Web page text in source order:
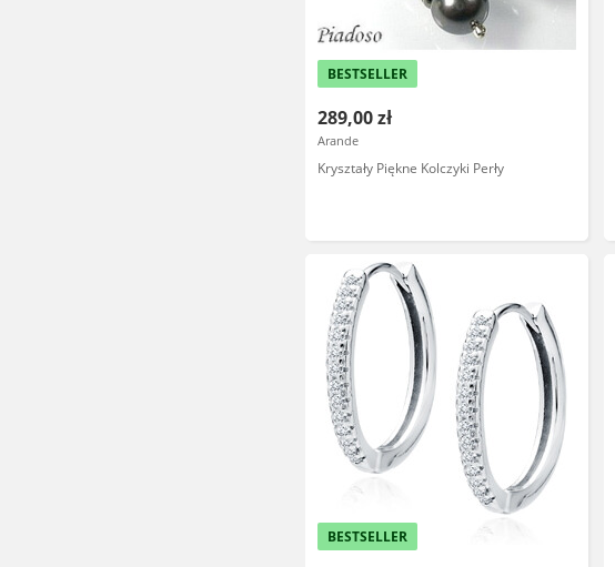
BESTSELLER
289,00 zł
Arande
Kryształy Piękne Kolczyki Perły
BESTSELLER